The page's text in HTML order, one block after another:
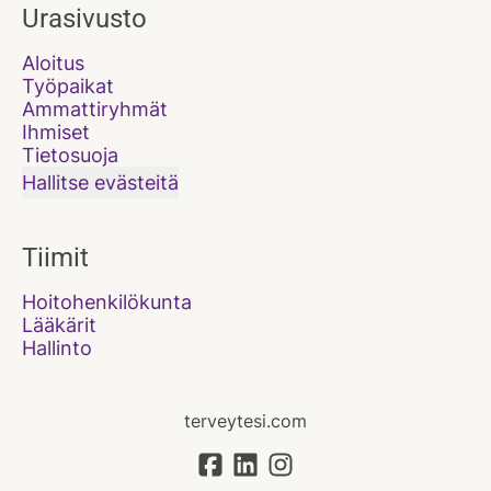
Urasivusto
Aloitus
Työpaikat
Ammattiryhmät
Ihmiset
Tietosuoja
Hallitse evästeitä
Tiimit
Hoitohenkilökunta
Lääkärit
Hallinto
terveytesi.com